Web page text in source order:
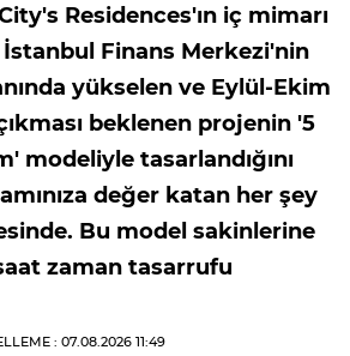
Residences'ın iç mimarı
Finans Merkezi'nin
yükselen ve Eylül-Ekim
beklenen projenin '5
modeliyle tasarlandığını
değer katan her şey
Bu model sakinlerine
zaman tasarrufu
: 07.08.2026 11:49